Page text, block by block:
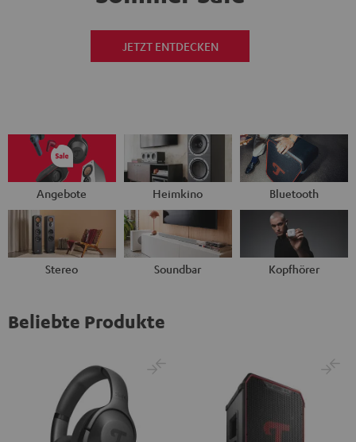
JETZT ENTDECKEN
Angebote Heimkino Bluetooth
Stereo Soundbar Kopfhörer
Beliebte Produkte